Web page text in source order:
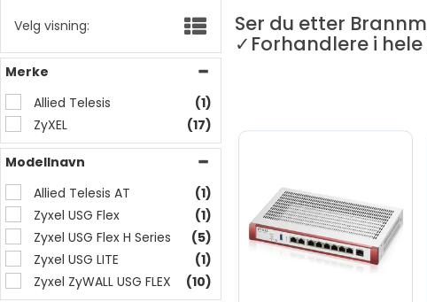
Velg visning:
Merke
Allied Telesis
(1)
ZyXEL
(17)
Modellnavn
Allied Telesis AT
(1)
Zyxel USG Flex
(1)
Zyxel USG Flex H Series
(5)
Zyxel USG LITE
(1)
Zyxel ZyWALL USG FLEX
(10)
Ser du etter
✓Forhandlere i